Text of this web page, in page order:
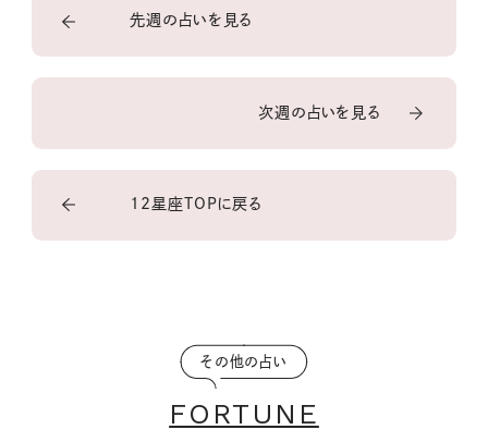
先週の占いを見る
次週の占いを見る
12星座TOPに戻る
その他の占い
FORTUNE